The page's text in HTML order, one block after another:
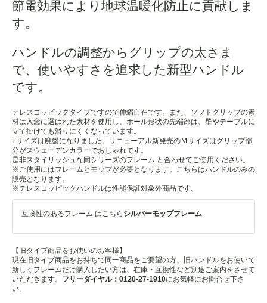
節電効果により地球温暖化防止に貢献しま
す。
ハンドルの調整からグリップの太さま
で、使いやすさを追求した新型ハンドル
です。
テレスコッピックタイプですので伸縮自在です。また、ソフトグリップの素
材は入念に選ばれた素材を使用し、ボール形状の先端部は、壁やテーブルに
立て掛けても滑りにくくなっています。
Lサイズは廃盤になりました。リニューアル新発売のＭサイズはグリップ部
分がスウェーデンカラーでおしゃれです。
是非スタイリッシュな同シリーズのフレーム と合わせてご使用ください。
※ご使用にはフレームとモップが必要となります。こちらはハンドルのみの
販売となります。
※テレスコッピックハンドルは性能保証対象外商品です。
互換性のあるフレーム はこちら シルバーモップフレーム
【旧タイプ商品をお使いのお客様】
現在旧タイプ商品をお持ちで同一商品をご要望の方、旧ハンドルをお使いで
新しくフレームだけ購入したい方は、在庫・互換性など別途ご案内をさせて
いただきます。 フリーダイヤル：0120-27-1910にお気軽にお問合せ下さ
い。